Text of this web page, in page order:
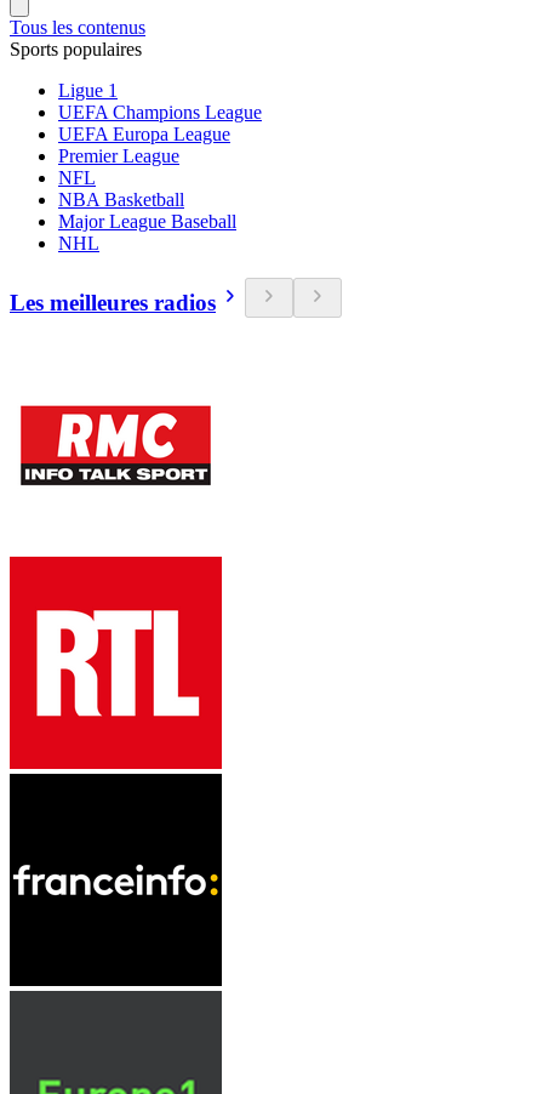
Tous les contenus
Sports populaires
Ligue 1
UEFA Champions League
UEFA Europa League
Premier League
NFL
NBA Basketball
Major League Baseball
NHL
Les meilleures radios